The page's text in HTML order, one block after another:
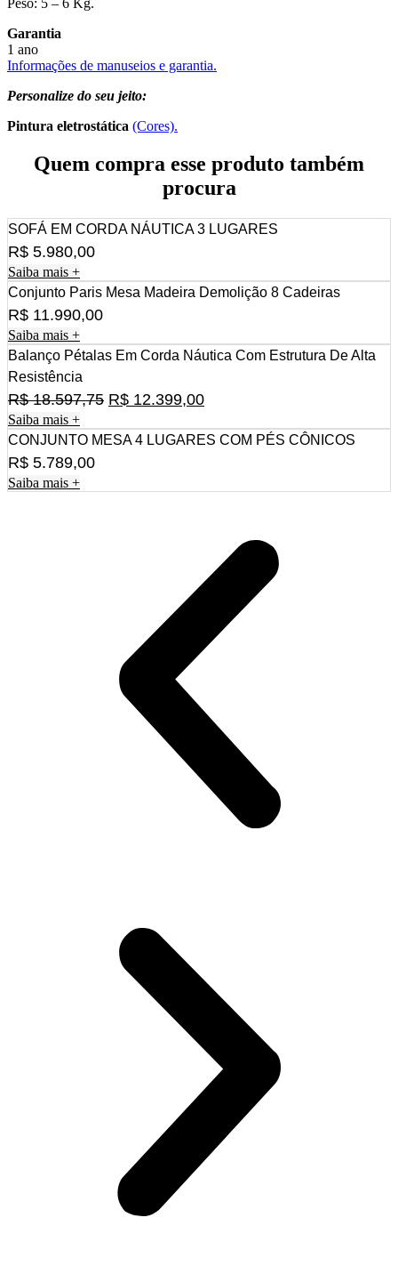
Garantia
1 ano
Informações de manuseios e garantia.
Personalize do seu jeito:
Pintura eletrostática (Cores).
Quem compra esse produto também
procura
SOFÁ EM CORDA NÁUTICA 3 LUGARES
R$ 5.980,00
Saiba mais +
Conjunto Paris Mesa Madeira Demolição 8 Cadeiras
R$ 11.990,00
Saiba mais +
Balanço Pétalas Em Corda Náutica Com Estrutura De Alta
Resistência
R$18.597,75 O
original
R$ 18.597,75.
R$ 12.399,00O
atual
R$ 12.399,00.
Saiba mais +
CONJUNTO MESA 4 LUGARES COM PÉS CÔNICOS
R$ 5.789,00
Saiba mais +